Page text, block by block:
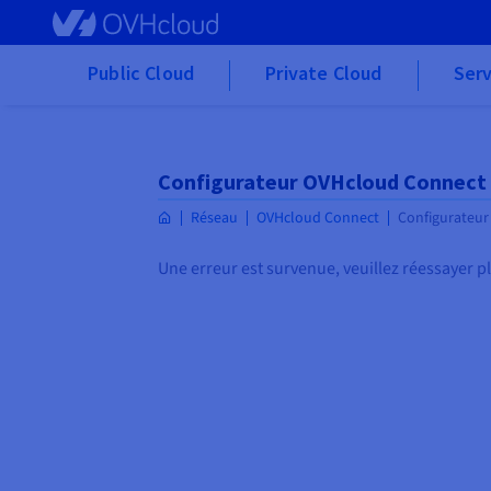
Skip to main content
Public Cloud Private Cloud
Configurateur OVHcloud
Réseau OVHcloud Connect Configurateur
Une erreur est survenue, veuillez réessayer